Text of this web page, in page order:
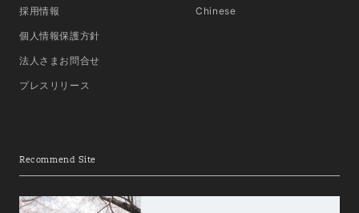
採用情報
個人情報保護方針
法人さまお問合せ
プレスリリース
Chinese
Recommend Site